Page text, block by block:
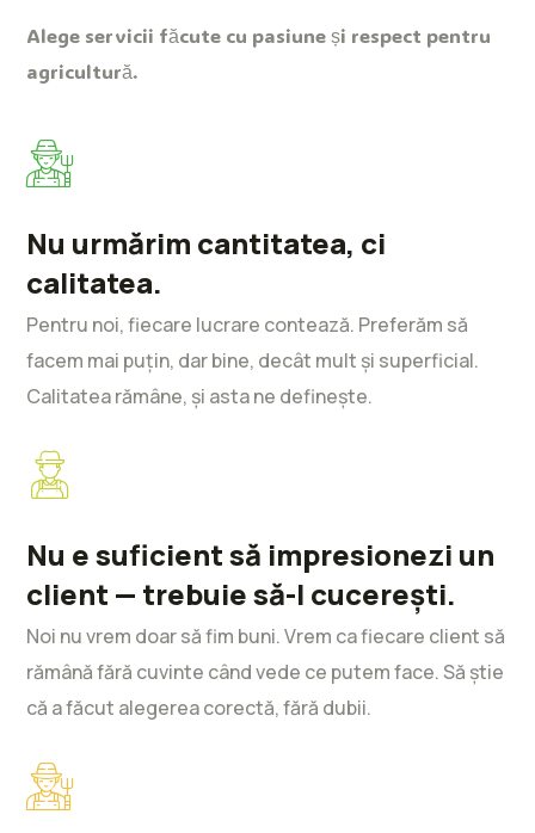
Alege servicii făcute cu pasiune și respect pentru
agricultură.
Nu urmărim cantitatea, ci
calitatea.
Pentru noi, fiecare lucrare contează. Preferăm să
facem mai puțin, dar bine, decât mult și superficial.
Calitatea rămâne, și asta ne definește.
Nu e suficient să impresionezi un
client — trebuie să-l cucerești.
Noi nu vrem doar să fim buni. Vrem ca fiecare client să
rămână fără cuvinte când vede ce putem face. Să știe
că a făcut alegerea corectă, fără dubii.